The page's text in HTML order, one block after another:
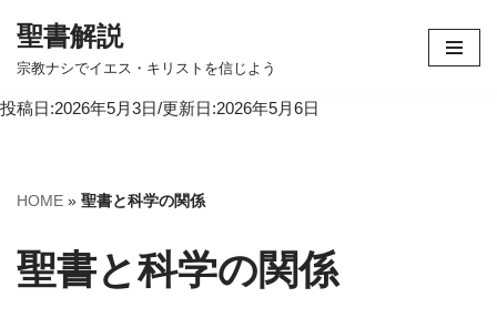
コ
テ
へ
キ
ッ
聖書解説
宗教ナシでイエス・キリストを信じよう
投稿日:2026年5月3日/更新日:2026年5月6日
HOME » 聖書と科学の関係
聖書と科学の関係